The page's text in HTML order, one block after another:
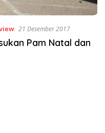
21 Desember 2017
Pam Natal dan